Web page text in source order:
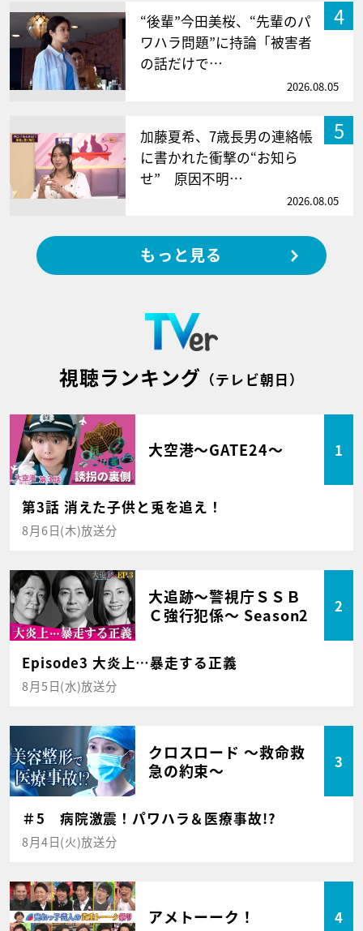
4
“後輩”今田美桜、“先輩のパ
ワハラ問題”に持論「被害者
の話だけで…
2026.08.05
5
加藤夏希、7歳長男の連絡帳
に書かれた衝撃の“お知ら
せ” 原因不明…
2026.08.05
もっと見る
視聴ランキング （テレビ朝日）
大空港～GATE24～ 1
第3話 消えた子供と兎を追え！
8月6日(木)放送分
大追跡～警視庁ＳＳＢ
Ｃ強行犯係～ Season2
2
Episode3 大炎上…暴走する正義
8月5日(水)放送分
クロスロード ～救命救
急の約束～
3
＃5 病院激震！パワハラ＆医療事故!?
8月4日(火)放送分
アメトーーク！ 4